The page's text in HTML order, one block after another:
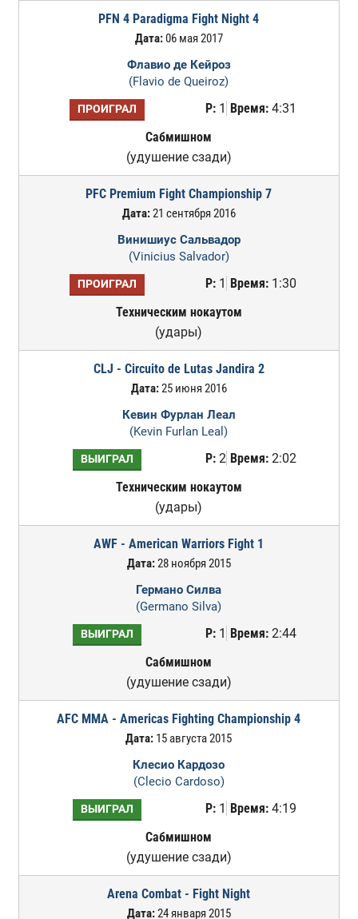
PFN 4 Paradigma Fight Night 4
Дата:06 мая 2017
Флавио де Кейроз
(Flavio de Queiroz)
ПРОИГРАЛ Р:1 Время:4:31
Сабмишном
(удушение сзади)
PFC Premium Fight Championship 7
Дата:21 сентября 2016
Винишиус Сальвадор
(Vinicius Salvador)
ПРОИГРАЛ Р:1 Время:1:30
Техническим нокаутом
(удары)
CLJ - Circuito de Lutas Jandira 2
Дата:25 июня 2016
Кевин Фурлан Леал
(Kevin Furlan Leal)
ВЫИГРАЛ Р:2 Время:2:02
Техническим нокаутом
(удары)
AWF - American Warriors Fight 1
Дата:28 ноября 2015
Германо Силва
(Germano Silva)
ВЫИГРАЛ Р:1 Время:2:44
Сабмишном
(удушение сзади)
AFC MMA - Americas Fighting Championship 4
Дата: 15 августа 2015
Клесио Кардозо
(Clecio Cardoso)
ВЫИГРАЛ Р:1 Время:4:19
Сабмишном
(удушение сзади)
Arena Combat - Fight Night
Дата:24 января 2015